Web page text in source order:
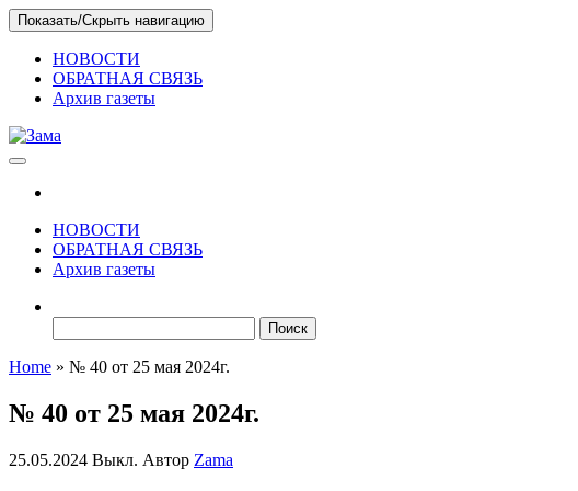
Skip
to
content
Показать/Скрыть навигацию
НОВОСТИ
ОБРАТНАЯ СВЯЗЬ
Архив газеты
НОВОСТИ
ОБРАТНАЯ СВЯЗЬ
Архив газеты
Home » № 40 от 25 мая 2024г.
№ 40 от 25 мая 2024г.
25.05.2024 Выкл. Автор Zama